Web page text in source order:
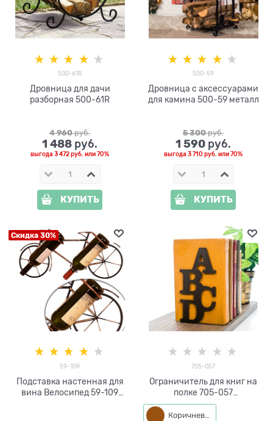
500-61R
Дровница для дачи
разборная 500-61R
4 960 руб.
1 488 руб.
выгода 3 472 руб. или70%
КУПИТЬ
500-59
Дровница с аксессуарами
для камина 500-59 металл
5 300 руб.
1 590 руб.
выгода 3 710 руб. или70%
КУПИТЬ
Скидка 30%
59-109
Подставка настенная для
вина Велосипед 59-109
705-057
Ограничитель для книг на
полке 705-057
металлический
Коричневый